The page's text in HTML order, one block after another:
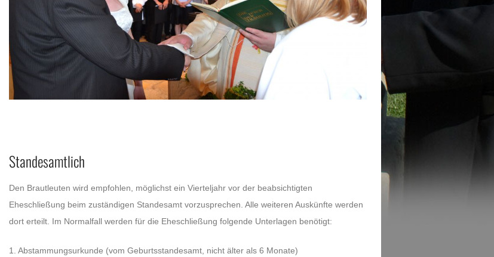
Standesamtlich
Den Brautleuten wird empfohlen, möglichst ein Vierteljahr vor der beabsichtigten
Eheschließung beim zuständigen Standesamt vorzusprechen. Alle weiteren Auskünfte werden
dort erteilt. Im Normalfall werden für die Eheschließung folgende Unterlagen benötigt:
1. Abstammungsurkunde (vom Geburtsstandesamt, nicht älter als 6 Monate)